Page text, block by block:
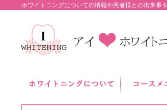
ホワイトニングについての情報や患者様との出来事